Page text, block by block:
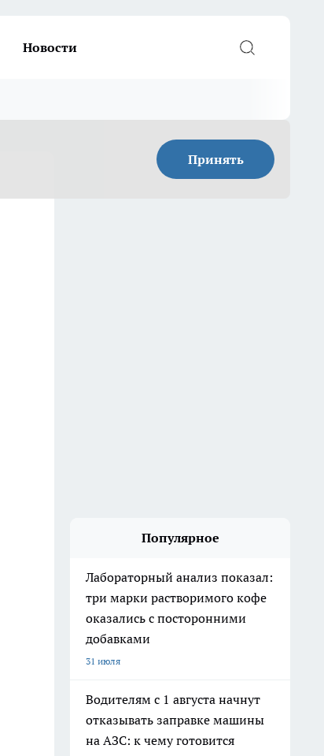
Новости
Принять
Популярное
Лабораторный анализ показал:
три марки растворимого кофе
оказались с посторонними
добавками
31 июля
Водителям с 1 августа начнут
отказывать заправке машины
на АЗС: к чему готовится